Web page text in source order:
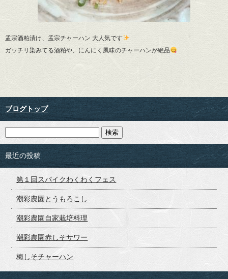
孟宗酒粕漬け、孟宗チャーハン 大人気です
ガッチリ染みてる酒粕や、にんにく風味のチャーハンが絶品
ブログトップ
最近の投稿
第１回スパイクわくわくフェス
潮彩農園とうもろこし
潮彩農園自家栽培料理
潮彩農園赤しそサワー
梅しそチャーハン